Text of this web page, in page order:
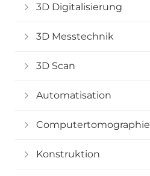
3D Digitalisierung
3D Messtechnik
3D Scan
Automatisation
Computertomographie
Konstruktion